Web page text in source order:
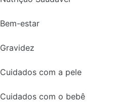
Bem-estar
Gravidez
Cuidados com a pele
Cuidados com o bebê